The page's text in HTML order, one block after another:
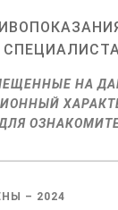
НА
– 2024